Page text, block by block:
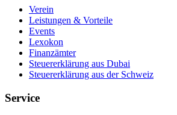
Verein
Leistungen & Vorteile
Events
Lexokon
Finanzämter
Steuererklärung aus Dubai
Steuererklärung aus der Schweiz
Service